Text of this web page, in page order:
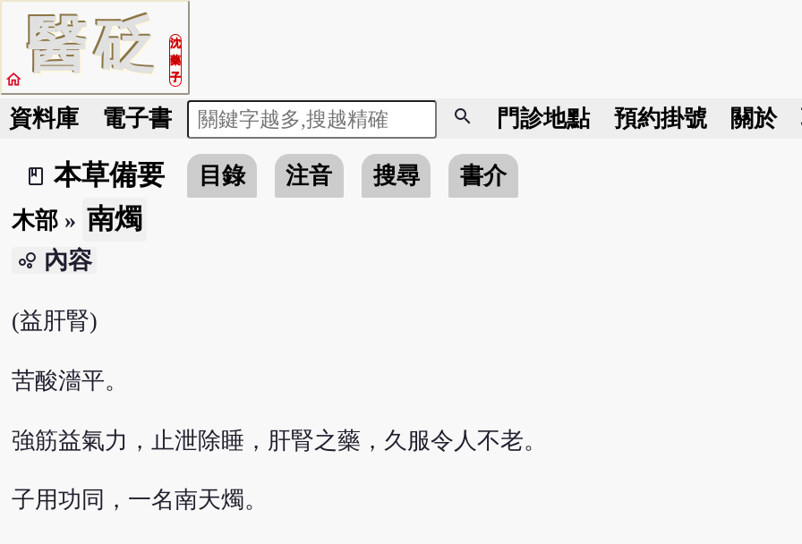
醫砭
沈
藥
子
home
資料庫 電子書 search 門診地點 預約掛號 關於
book_2
本草備要 目錄 注音 搜尋
書介
木部» 南燭
bubble_chart 內容
(益肝腎)
苦酸濇平。
強筋益氣力，止泄除睡，肝腎之藥，久服令人不老。
子用功同，一名南天燭。